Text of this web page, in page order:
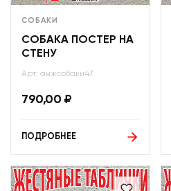
СОБАКИ
СОБАКА ПОСТЕР НА
СТЕНУ
Арт: анжсобаки47
790,00 ₽
ПОДРОБНЕЕ